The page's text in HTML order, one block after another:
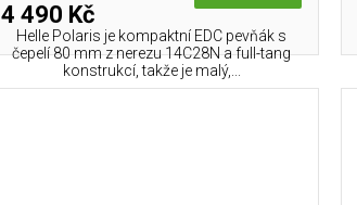
4 490 Kč
Helle Polaris je kompaktní EDC pevňák s
čepelí 80 mm z nerezu 14C28N a full-tang
konstrukcí, takže je malý,...